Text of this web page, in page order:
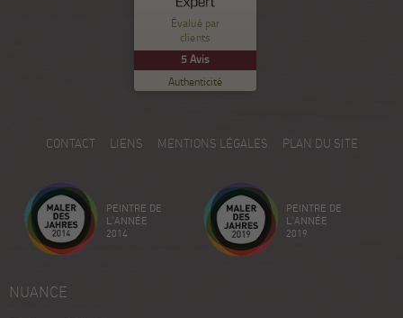
Évalué par
clients
5Avis
Authenticité
Nuance Sion
100
%
Recommandé sur
ProvenExpert.com
EXCELLENT
5.00
/
5
Créez votre propre sceau maintenant
18/12/2025
Voir le profil
CONTACT LIENS MENTIONS LÉGALES PLAN DU SITE
PEINTRE DE
L'ANNÉE
2014
PEINTRE DE
L'ANNÉE
2019
NUANCE